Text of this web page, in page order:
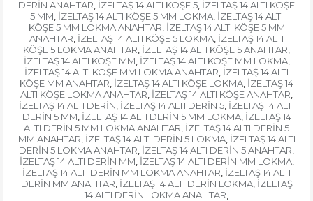
DERİN ANAHTAR İZELTAŞ 14 ALTI KÖŞE 5 İZELTAŞ 14 ALTI KÖŞE
5 MM İZELTAŞ 14 ALTI KÖŞE 5 MM LOKMA İZELTAŞ 14 ALTI
KÖŞE 5 MM LOKMA ANAHTAR İZELTAŞ 14 ALTI KÖŞE 5 MM
ANAHTAR İZELTAŞ 14 ALTI KÖŞE 5 LOKMA İZELTAŞ 14 ALTI
KÖŞE 5 LOKMA ANAHTAR İZELTAŞ 14 ALTI KÖŞE 5 ANAHTAR
İZELTAŞ 14 ALTI KÖŞE MM İZELTAŞ 14 ALTI KÖŞE MM LOKMA,
İZELTAŞ 14 ALTI KÖŞE MM LOKMA ANAHTAR İZELTAŞ 14 ALTI
KÖŞE MM ANAHTAR İZELTAŞ 14 ALTI KÖŞE LOKMA İZELTAŞ 14
ALTI KÖŞE LOKMA ANAHTAR İZELTAŞ 14 ALTI KÖŞE ANAHTAR
İZELTAŞ 14 ALTI DERİN İZELTAŞ 14 ALTI DERİN 5 İZELTAŞ 14 ALTI
DERİN 5 MM İZELTAŞ 14 ALTI DERİN 5 MM LOKMA, İZELTAŞ 14
ALTI DERİN 5 MM LOKMA ANAHTAR İZELTAŞ 14 ALTI DERİN 5
MM ANAHTAR İZELTAŞ 14 ALTI DERİN 5 LOKMA, İZELTAŞ 14 ALTI
DERİN 5 LOKMA ANAHTAR İZELTAŞ 14 ALTI DERİN 5 ANAHTAR
İZELTAŞ 14 ALTI DERİN MM İZELTAŞ 14 ALTI DERİN MM LOKMA,
İZELTAŞ 14 ALTI DERİN MM LOKMA ANAHTAR İZELTAŞ 14 ALTI
DERİN MM ANAHTAR İZELTAŞ 14 ALTI DERİN LOKMA, İZELTAŞ
14 ALTI DERİN LOKMA ANAHTAR